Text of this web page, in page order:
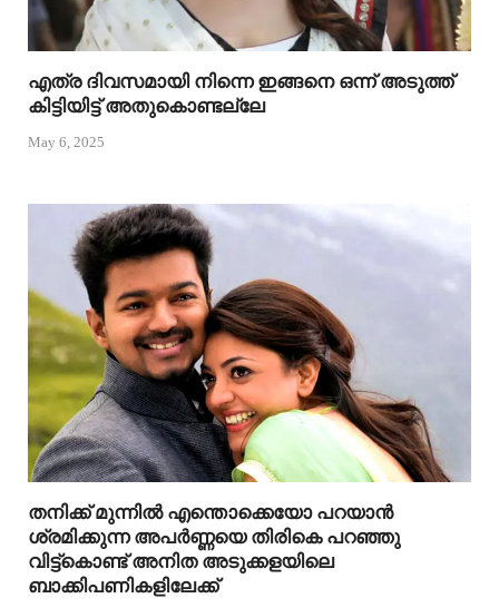
എത്ര ദിവസമായി നിന്നെ ഇങ്ങനെ ഒന്ന് അടുത്ത്
കിട്ടിയിട്ട് അതുകൊണ്ടല്ലേ
May 6, 2025
തനിക്ക് മുന്നിൽ എന്തൊക്കെയോ പറയാൻ
ശ്രമിക്കുന്ന അപർണ്ണയെ തിരികെ പറഞ്ഞു
വിട്ട്കൊണ്ട് അനിത അടുക്കളയിലെ
ബാക്കിപണികളിലേക്ക്